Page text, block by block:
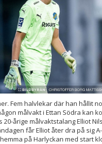
Fem halvlekar där han hållit
målvakt i Ettan Södra kan
20-årige målvaktstalang Elliot
får Elliot åter dra på sig
på Harlyckan med start